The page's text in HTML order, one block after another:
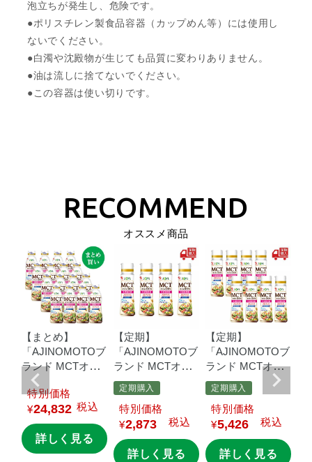
泡立ちが発生し、危険です。
●ポリスチレン製食品容器（カップめん等）には使用し
ないでください。
●白濁や沈殿物が生じても品質に変わりありません。
●油は流しに捨てないでください。
●この容器は使い切りです。
オススメ商品
【まとめ】
「AJINOMOTOブ
ランド MCTオイ
ル」
度キープボトル
×16本
価格
¥24,832 税込
詳しく見る
【定期】
「AJINOMOTOブ
ランド MCTオイ
ル」９０ｇ鮮度
キープボトル×4本
定期購入
価格
¥2,873 税込
詳しく見る
【定期】
「AJINOMOTOブ
ランド MCTオイ
ル」９０ｇ鮮度
キープボトル×8本
定期購入
価格
¥5,426 税込
詳しく見る